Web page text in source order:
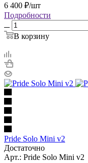
6 400 ₽/шт
Подробности
В корзину
Pride Solo Mini v2
Достаточно
Арт.: Pride Solo Mini v2